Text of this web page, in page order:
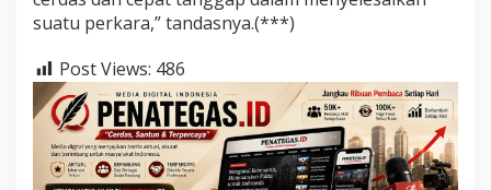
suatu perkara,” tandasnya.(***)
Post Views: 486